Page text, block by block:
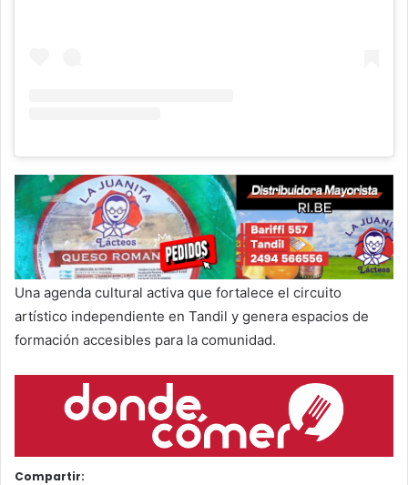
Una agenda cultural activa que fortalece el circuito
artístico independiente en Tandil y genera espacios de
formación accesibles para la comunidad.
Compartir: